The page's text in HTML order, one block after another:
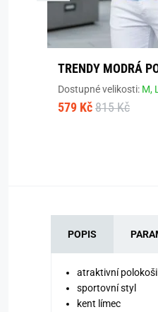
TRENDY MODRÁ
Dostupné velikosti: M,
579 Kč 815 Kč
POPIS
atraktivní
sportovní styl
kent límec